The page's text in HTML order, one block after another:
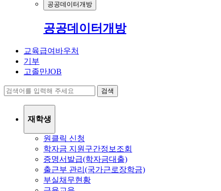
공공데이터개방
공공데이터개방
교육급여바우처
기부
고졸만JOB
검색
재학생
원클릭 신청
학자금 지원구간정보조회
증명서발급(학자금대출)
출근부 관리(국가근로장학금)
부실채무현황